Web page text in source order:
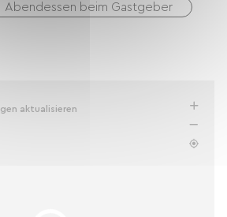
Abendessen beim Gastgeber
aktualisieren